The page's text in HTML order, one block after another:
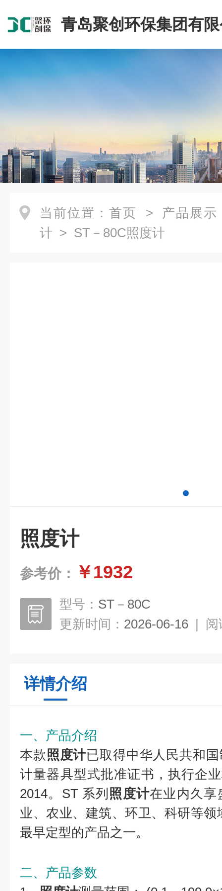
青岛聚创环保集团有
当前位置： 首页 > 产品展示
计 > ST－80C照度计
照度计
参考价： ￥1932
型号： ST－80C
更新时间： 2026-06-16 | 阅
详情介绍
一、产品介绍
本款照度计已取得中华人民共和
计量器具型式批准证书，执行企
2014。ST 系列 照度计在业内久享
业、农业、建筑、环卫、科研等
最早定型的产品之一。
二、产品参数